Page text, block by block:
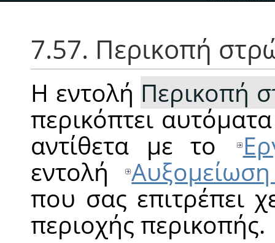
7.57. Περικοπή
Η εντολή Περικοπή
περικόπτει
αντίθετα με το
εντολή
που σας επιτρέπει
περιοχής περικοπής.